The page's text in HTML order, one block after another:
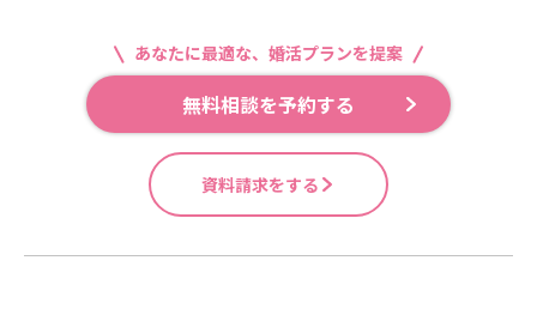
あなたに最適な、婚活プランを提案
無料相談を予約する
資料請求をする